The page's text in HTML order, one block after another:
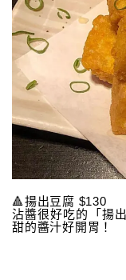
🔺揚出豆腐 $130
沾醬很好吃的「揚
甜的醬汁好開胃！